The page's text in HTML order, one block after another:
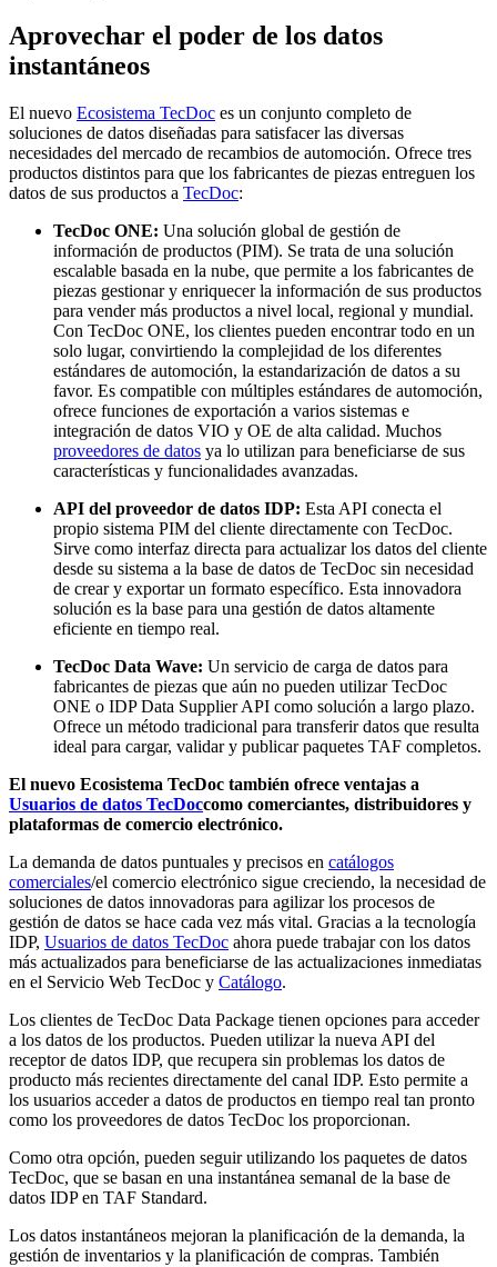
Aprovechar el poder de los datos
instantáneos
El nuevo Ecosistema TecDoc es un conjunto completo de
soluciones de datos diseñadas para satisfacer las diversas
necesidades del mercado de recambios de automoción. Ofrece tres
productos distintos para que los fabricantes de piezas entreguen los
datos de sus productos a TecDoc:
TecDoc ONE: Una solución global de gestión de
información de productos (PIM). Se trata de una solución
escalable basada en la nube, que permite a los fabricantes de
piezas gestionar y enriquecer la información de sus productos
para vender más productos a nivel local, regional y mundial.
Con TecDoc ONE, los clientes pueden encontrar todo en un
solo lugar, convirtiendo la complejidad de los diferentes
estándares de automoción, la estandarización de datos a su
favor. Es compatible con múltiples estándares de automoción,
ofrece funciones de exportación a varios sistemas e
integración de datos VIO y OE de alta calidad. Muchos
proveedores de datos ya lo utilizan para beneficiarse de sus
características y funcionalidades avanzadas.
API del proveedor de datos IDP: Esta API conecta el
propio sistema PIM del cliente directamente con TecDoc.
Sirve como interfaz directa para actualizar los datos del cliente
desde su sistema a la base de datos de TecDoc sin necesidad
de crear y exportar un formato específico. Esta innovadora
solución es la base para una gestión de datos altamente
eficiente en tiempo real.
TecDoc Data Wave: Un servicio de carga de datos para
fabricantes de piezas que aún no pueden utilizar TecDoc
ONE o IDP Data Supplier API como solución a largo plazo.
Ofrece un método tradicional para transferir datos que resulta
ideal para cargar, validar y publicar paquetes TAF completos.
El nuevo Ecosistema TecDoc también ofrece ventajas a
Usuarios de datos TecDoccomo comerciantes, distribuidores y
plataformas de comercio electrónico.
La demanda de datos puntuales y precisos en catálogos
comerciales/el comercio electrónico sigue creciendo, la necesidad de
soluciones de datos innovadoras para agilizar los procesos de
gestión de datos se hace cada vez más vital. Gracias a la tecnología
IDP, Usuarios de datos TecDoc ahora puede trabajar con los datos
más actualizados para beneficiarse de las actualizaciones inmediatas
en el Servicio Web TecDoc y Catálogo.
Los clientes de TecDoc Data Package tienen opciones para acceder
a los datos de los productos. Pueden utilizar la nueva API del
receptor de datos IDP, que recupera sin problemas los datos de
producto más recientes directamente del canal IDP. Esto permite a
los usuarios acceder a datos de productos en tiempo real tan pronto
como los proveedores de datos TecDoc los proporcionan.
Como otra opción, pueden seguir utilizando los paquetes de datos
TecDoc, que se basan en una instantánea semanal de la base de
datos IDP en TAF Standard.
Los datos instantáneos mejoran la planificación de la demanda, la
gestión de inventarios y la planificación de compras. También